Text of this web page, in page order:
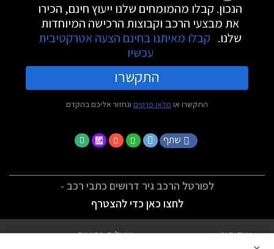
הנכון. קבלו מהמומחים שלנו ייעוץ חינם, הכירו
את מבצעי הרכב וקבוצות הרכישה המיוחדות
שלנו. קבלו מאיתנו בחינם הצעה אטרקטיבית
עכשיו
התקשרו
התקשרו או מלאו פרטים ונחזור אליכם בהקדם
שתף
לפורטל הרכב גיר דרושים כתבי רכב -
לחצו כאן כדי להצטרף
אודותינו שאלות נפוצות